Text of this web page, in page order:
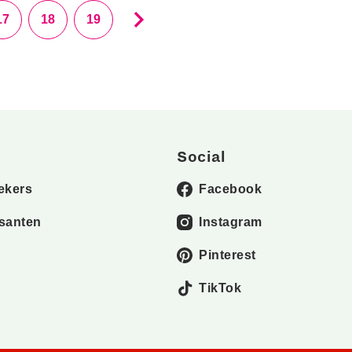
18 19
Social
Facebook
Instagram
Pinterest
TikTok